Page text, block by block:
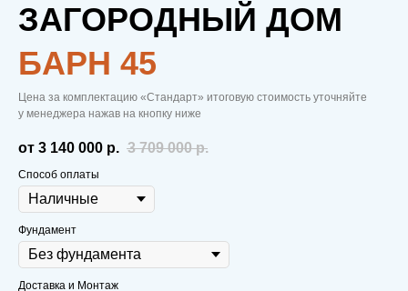
ЗАГОРОДНЫЙ ДОМ
БAРН 45
Цена за комплектацию «Стандарт» итоговую стоимость уточняйте
у менеджера нажав на кнопку ниже
от 3 140 000 р. 3 709 000 р.
Способ оплаты
Фундамент
Доставка и Монтаж